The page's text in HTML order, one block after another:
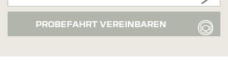
PROBEFAHRT VEREINBAREN